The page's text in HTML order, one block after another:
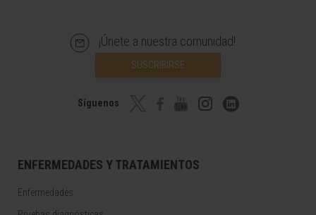
¡Únete a nuestra comunidad!
SUSCRIBIRSE
Síguenos
ENFERMEDADES Y TRATAMIENTOS
Enfermedades